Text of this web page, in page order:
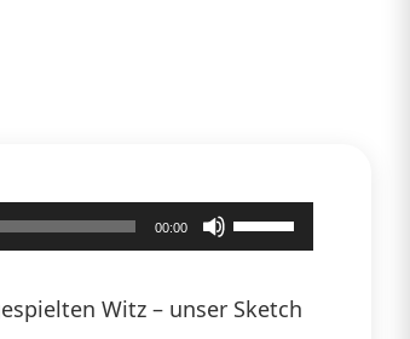
00:00
Pfeiltasten
benutzen,
Witz – unser Sketch